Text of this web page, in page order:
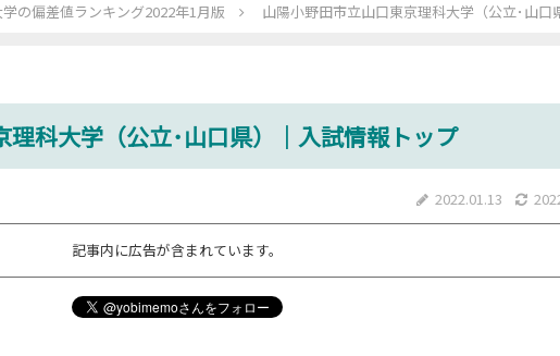
の偏差値ランキング2022年1月版 山陽小野田市立山口東京理科大学（公立･山口
理科大学（公立･山口県）｜入試情報トップ
2022.01.13
記事内に広告が含まれています。